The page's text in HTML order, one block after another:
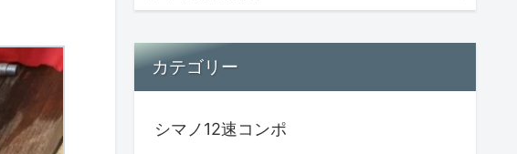
カテゴリー
シマノ12速コンポ